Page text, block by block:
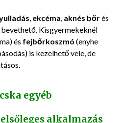
, ekcéma, aknés bőrés
bevethető. Kisgyermekeknél
és fejbőrkoszmó (enyhe
is kezelhető vele, de
egyéb
alkalmazás